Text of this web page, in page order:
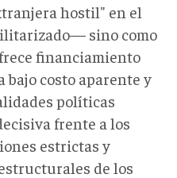
hostil" en el
sino como
financiamiento
costo aparente y
políticas
frente a los
estrictas y
de los